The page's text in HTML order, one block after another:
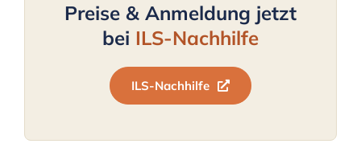
Preise & Anmeldung jetzt
bei ILS-Nachhilfe
ILS-Nachhilfe